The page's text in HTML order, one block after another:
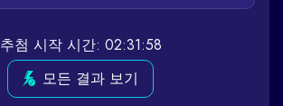
추첨 시작 시간: 02:31:58
모든 결과 보기